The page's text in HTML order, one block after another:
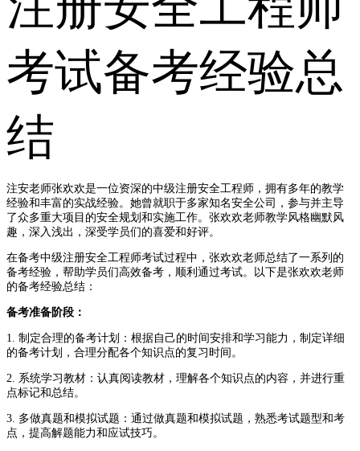
注安老师张欢欢是一位资深的中级注册安全工程师，拥有多年的教学
经验和丰富的实战经验。她曾就职于多家知名安全公司，参与并主导
了众多重大项目的安全规划和实施工作。张欢欢老师教学风格幽默风
趣，深入浅出，深受学员们的喜爱和好评。
在备考中级注册安全工程师考试过程中，张欢欢老师总结了一系列的
备考经验，帮助学员们高效备考，顺利通过考试。以下是张欢欢老师
的备考经验总结：
备考准备阶段：
1. 制定合理的备考计划：根据自己的时间安排和学习能力，制定详细
的备考计划，合理分配各个知识点的复习时间。
2. 系统学习教材：认真阅读教材，理解各个知识点的内容，并进行重
点标记和总结。
3. 多做真题和模拟试题：通过做真题和模拟试题，熟悉考试题型和考
点，提高解题能力和应试技巧。